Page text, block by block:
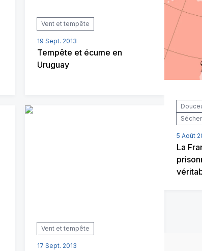
Vent et tempête
19 Sept. 2013
Tempête et écume en
Uruguay
Vent et tempête
17 Sept. 2013
5 Août
La